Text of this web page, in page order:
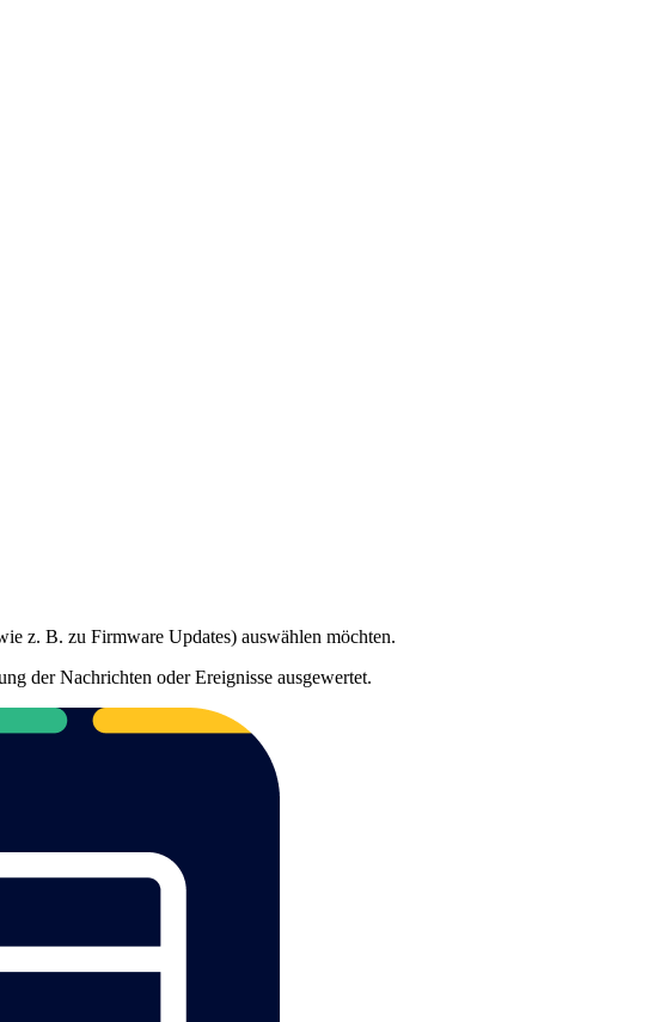
z. B. zu Firmware Updates) auswählen möchten.
der Nachrichten oder Ereignisse ausgewertet.